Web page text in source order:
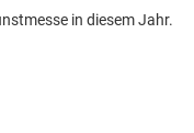
in diesem Jahr.